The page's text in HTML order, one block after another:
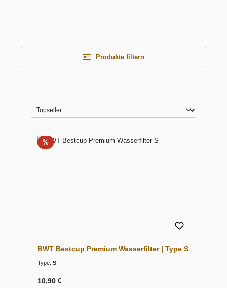
Produkte filtern
%Rabatt
BWT Bestcup Premium Wasserfilter | Type S
Type: S
10,90 €